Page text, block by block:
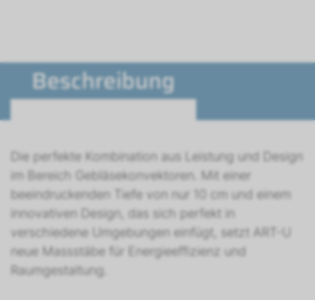
Beschreibung
Die perfekte Kombination aus Leistung und Design
im Bereich Gebläsekonvektoren. Mit einer
beeindruckenden Tiefe von nur 10 cm und einem
innovativen Design, das sich perfekt in
verschiedene Umgebungen einfügt, setzt ART-U
neue Massstäbe für Energieeffizienz und
Raumgestaltung.